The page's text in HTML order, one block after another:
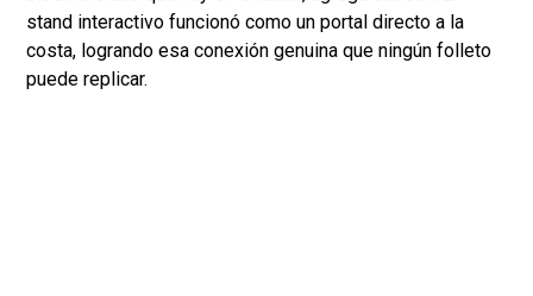
stand interactivo funcionó como un portal directo a la
costa, logrando esa conexión genuina que ningún folleto
puede replicar.